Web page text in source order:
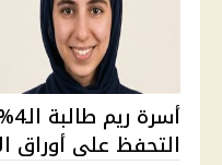
التحفظ على أوراق